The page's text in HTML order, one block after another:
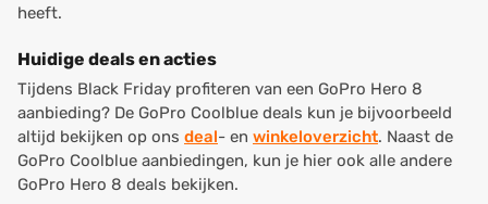
heeft.
Huidige deals en acties
Tijdens Black Friday profiteren van een GoPro Hero 8
aanbieding? De GoPro Coolblue deals kun je bijvoorbeeld
altijd bekijken op ons deal- en winkeloverzicht. Naast de
GoPro Coolblue aanbiedingen, kun je hier ook alle andere
GoPro Hero 8 deals bekijken.